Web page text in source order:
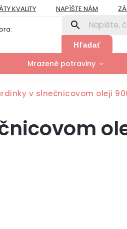
KVALITY NAPÍŠTE NÁM
PRE FIRMY A
ZA VADY
MOJA
Hľadať
Mrazené potraviny
v slnečnicovom oleji